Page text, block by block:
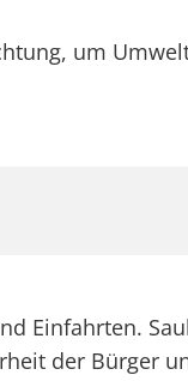
um
Einfahrten.
der Bürger